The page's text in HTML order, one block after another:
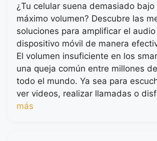
¿Tu celular suena demasiado bajo
máximo volumen? Descubre las
soluciones para amplificar el
dispositivo móvil de manera
El volumen insuficiente en los
una queja común entre millones
todo el mundo. Ya sea para
ver videos, realizar llamadas o
más